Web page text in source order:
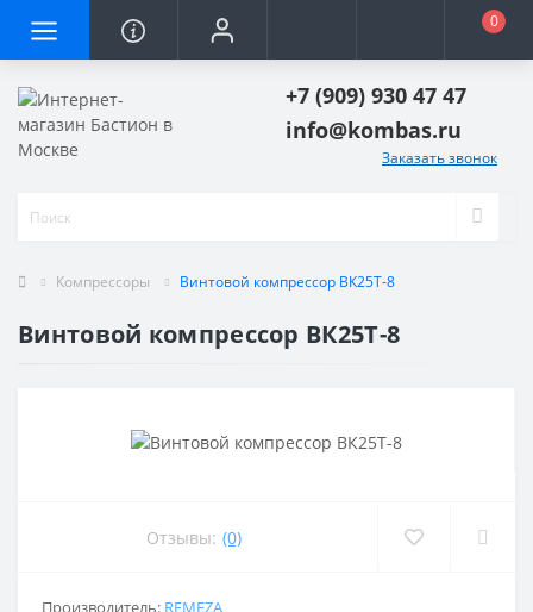
0
+7 (909) 930 47 47
info@kombas.ru
Заказать звонок
Компрессоры Винтовой компрессор ВК25Т-8
Винтовой компрессор ВК25Т-8
Отзывы: (0)
Производитель: REMEZA